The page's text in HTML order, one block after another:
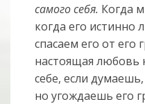
самого себя. Когда
когда его истинно
спасаем его от его
настоящая любовь
себе, если
но угождаешь его